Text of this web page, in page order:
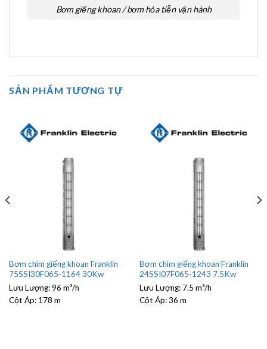
Bơm giếng khoan / bơm hỏa tiễn vận hành
SẢN PHẨM TƯƠNG TỰ
Bơm chìm giếng khoan Franklin
75SSI30F065-1164 30Kw
Lưu Lượng:96 m³/h
Cột Áp: 178 m
Bơm chìm giếng khoan Franklin
24SSI07F065-1243 7.5Kw
Lưu Lượng: 7.5 m³/h
Cột Áp:36 m